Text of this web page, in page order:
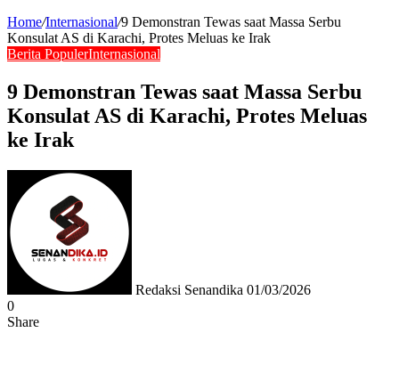
Home/Internasional/9 Demonstran Tewas saat Massa Serbu
Konsulat AS di Karachi, Protes Meluas ke Irak
Berita PopulerInternasional
9 Demonstran Tewas saat Massa Serbu
Konsulat AS di Karachi, Protes Meluas
ke Irak
Redaksi Senandika 01/03/2026
0
Share